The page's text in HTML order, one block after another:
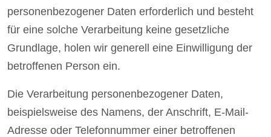
personenbezogener Daten erforderlich und besteht
für eine solche Verarbeitung keine gesetzliche
Grundlage, holen wir generell eine Einwilligung der
betroffenen Person ein.
Die Verarbeitung personenbezogener Daten,
beispielsweise des Namens, der Anschrift, E-Mail-
Adresse oder Telefonnummer einer betroffenen